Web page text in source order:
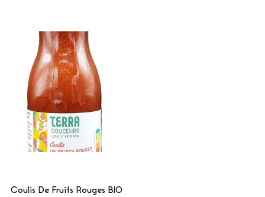
Coulis De Fruits Rouges BIO